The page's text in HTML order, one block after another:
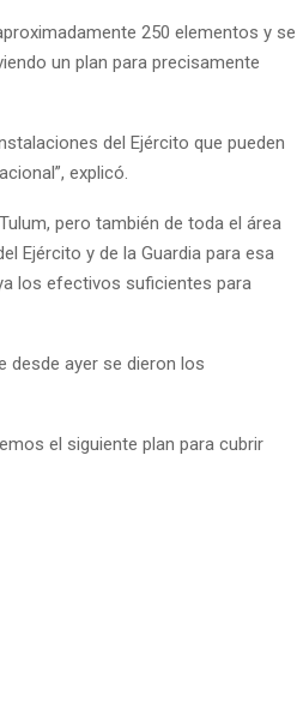
250 elementos y se
un plan para precisamente
del Ejército que pueden
explicó.
pero también de toda el área
Ejército y de la Guardia para esa
los efectivos suficientes para
desde ayer se dieron los
el siguiente plan para cubrir